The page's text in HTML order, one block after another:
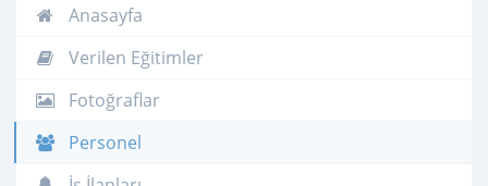
Anasayfa
Verilen Eğitimler
Fotoğraflar
Personel